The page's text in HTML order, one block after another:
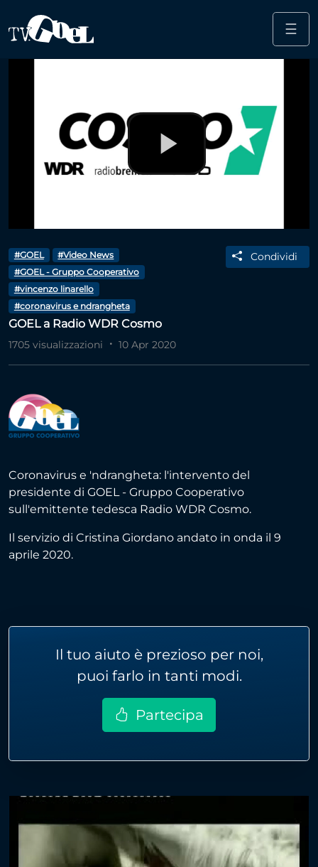
Salta al contenuto principale
☰
Play
Video
#GOEL
#Video News
#GOEL - Gruppo Cooperativo
#vincenzo linarello
#coronavirus e ndrangheta
Condividi
GOEL a Radio WDR Cosmo
1705 visualizzazioni 10 Apr 2020
Coronavirus e 'ndrangheta: l'intervento del
presidente di GOEL - Gruppo Cooperativo
sull'emittente tedesca Radio WDR Cosmo.
Il servizio di Cristina Giordano andato in onda il 9
aprile 2020.
Il tuo aiuto è prezioso per noi,
puoi farlo in tanti modi.
Partecipa